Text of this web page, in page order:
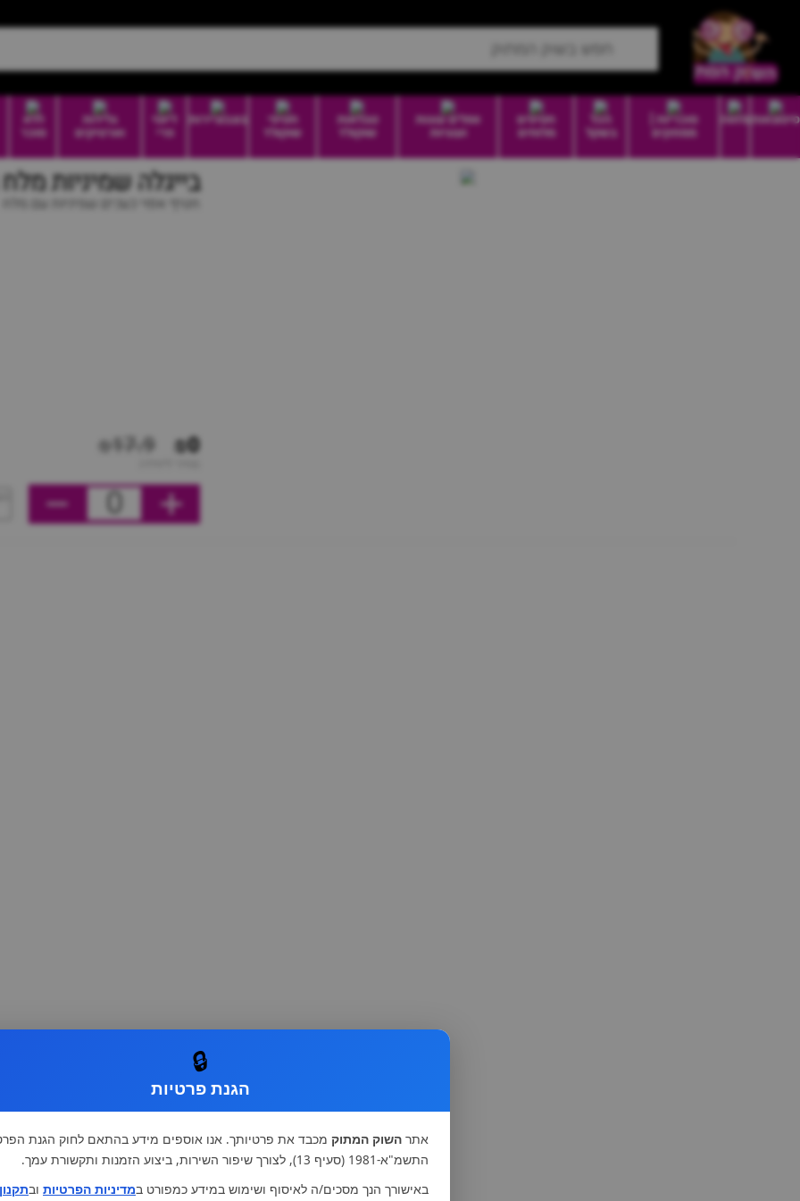
סיטונאותמזווה
סוכריות |
ממתקים
הכל
בשקל
חטיפים
מלוחים
וופלים עוגות
ועוגיות
טבלאות
שוקולד
חטיפי
שוקולד
בונבוניירות
דיוטי
פרי
גלידות
וארטיקים
ללא
סוכר
בייגלה שמיניות
חטיף אפוי כעכים שמיניות עם מלח
₪0
₪17.9
0
🔒
הגנת פרטיות
אתר השוק המתוק מכבד את פרטיותך. אנו אוספים מידע בהתאם לחוק הגנת
התשמ"א-1981 (סעיף 13), לצורך שיפור השירות, ביצוע הזמנות ותקשורת עמך.
באישורך הנך מסכים/ה לאיסוף ושימוש במידע כמפורט במדיניות הפרטיות ובתקנון